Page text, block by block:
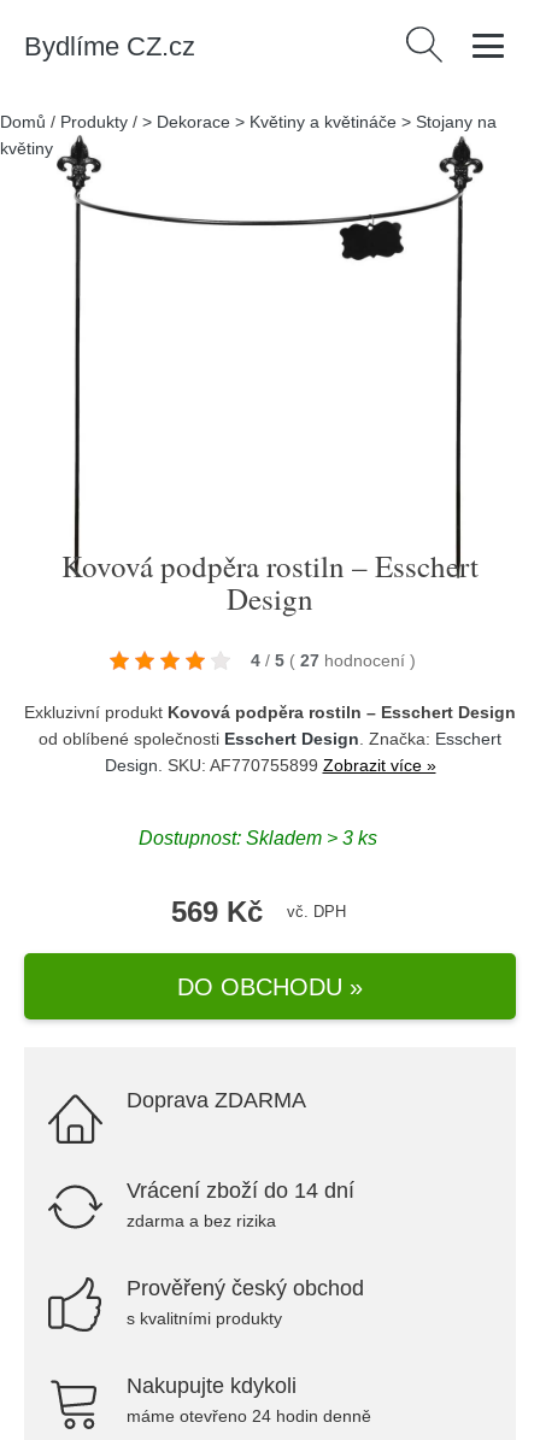
Bydlíme CZ.cz Vyhledávání
Domů / Produkty / > Dekorace > Květiny a květináče > Stojany na
květiny
Kovová podpěra rostiln – Esschert Design
Kovová podpěra rostiln – Esschert
Design
4 / 5 ( 27 hodnocení )
Exkluzivní produkt Kovová podpěra rostiln – Esschert Design
od oblíbené společnosti Esschert Design . Značka: Esschert
Design . SKU: AF770755899 Zobrazit více »
Dostupnost: Skladem > 3 ks
569 Kč vč. DPH
DO OBCHODU »
Doprava ZDARMA
Vrácení zboží do 14 dní
zdarma a bez rizika
Prověřený český obchod
s kvalitními produkty
Nakupujte kdykoli
máme otevřeno 24 hodin denně